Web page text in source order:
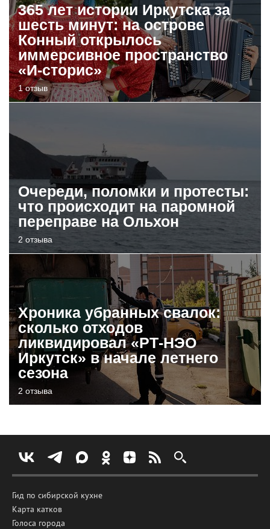
365 лет истории Иркутска за
шесть минут: на острове
Конный открылось
иммерсивное пространство
«И-сторис»
1 отзыв
Очереди, поломки и протесты:
что происходит на паромной
переправе на Ольхон
2 отзыва
Хроника убранных свалок:
сколько отходов
ликвидировал «РТ-НЭО
Иркутск» в начале летнего
сезона
2 отзыва
Гид по сибирской кухне
Карта катков
Голоса города